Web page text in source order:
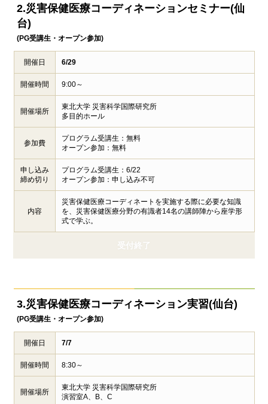
2.災害保健医療コーディネーションセミナー(仙
台)
(PG受講生・オープン参加)
開催日 6/29
開催時間 9:00～
開催場所
東北大学 災害科学国際研究所
多目的ホール
参加費
プログラム受講生：無料
オープン参加：無料
申し込み
締め切り
プログラム受講生：6/22
オープン参加：申し込み不可
内容
災害保健医療コーディネートを実施する際に必要な知識
を、災害保健医療分野の有識者14名の講師陣から座学形
式で学ぶ。
受付終了
3.災害保健医療コーディネーション実習(仙台)
(PG受講生・オープン参加)
開催日 7/7
開催時間 8:30～
開催場所
東北大学 災害科学国際研究所
演習室A、B、C